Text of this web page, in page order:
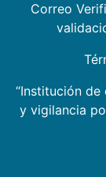
Correo
“Institución
y vigilancia